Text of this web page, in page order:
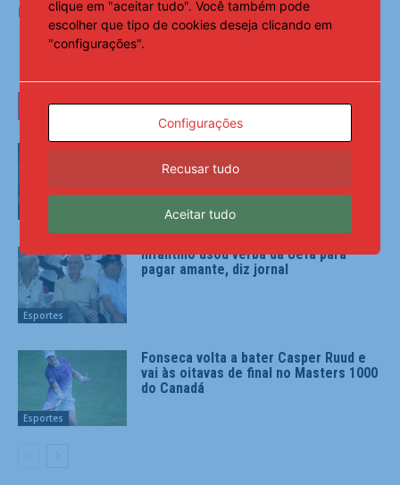
Fonte:Notícias ao Minuto
LEIA TAMBÉM
São Paulo encerra ‘recesso’ com
reforços à disposição diante do
Esportes
Infantino usou verba da Uefa para
pagar amante, diz jornal
Esportes
Fonseca volta a bater Casper Ruud e
vai às oitavas de final no Masters 1000
do Canadá
clique em "aceitar tudo". Você também pode
escolher que tipo de cookies deseja clicando em
"configurações".
Configurações
Recusar tudo
Aceitar tudo